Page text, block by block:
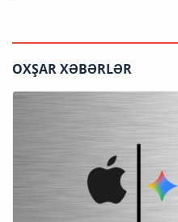
OXŞAR XƏBƏRLƏR